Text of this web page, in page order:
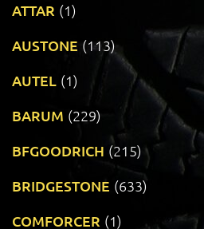
ATTAR (1)
AUSTONE (113)
AUTEL (1)
BARUM (229)
BFGOODRICH (215)
BRIDGESTONE (633)
COMFORCER (1)